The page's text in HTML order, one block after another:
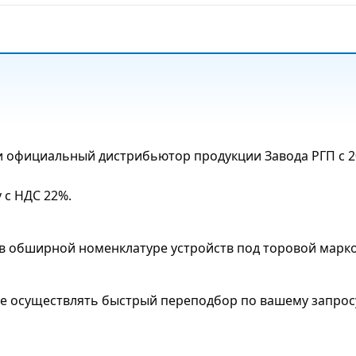
дистрибьютор продукции Завода РГП с
НДС 22%.
номенклатуре устройств под торовой
быстрый переподбор по вашему